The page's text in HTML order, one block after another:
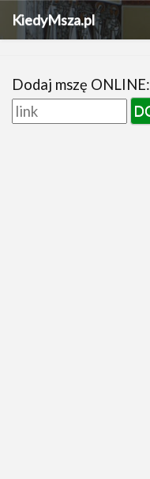
KiedyMsza.pl
Dodaj mszę ONLINE: